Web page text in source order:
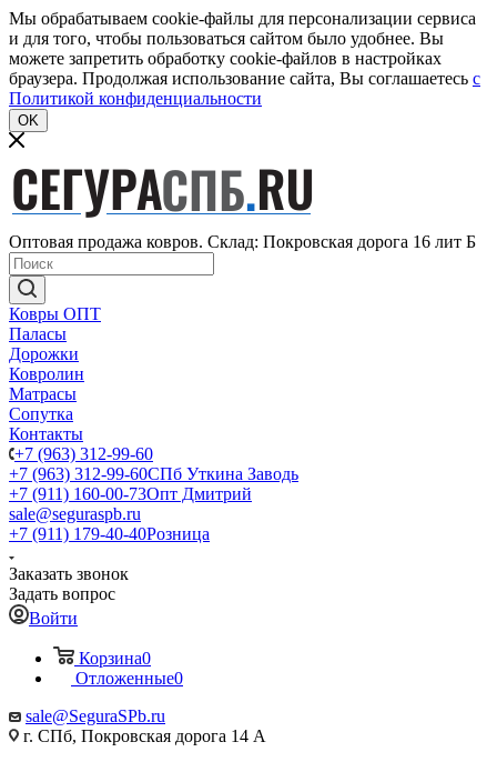
Мы обрабатываем cookie-файлы для персонализации сервиса
и для того, чтобы пользоваться сайтом было удобнее. Вы
можете запретить обработку cookie-файлов в настройках
браузера. Продолжая использование сайта, Вы соглашаетесь c
Политикой конфиденциальности
OK
Оптовая продажа ковров. Склад: Покровская дорога 16 лит Б
Ковры ОПТ
Паласы
Дорожки
Ковролин
Матрасы
Сопутка
Контакты
+7 (963) 312-99-60
+7 (963) 312-99-60СПб Уткина Заводь
+7 (911) 160-00-73Опт Дмитрий
sale@seguraspb.ru
+7 (911) 179-40-40Розница
Заказать звонок
Задать вопрос
Войти
Корзина0
Отложенные0
sale@SeguraSPb.ru
г. СПб, Покровская дорога 14 А